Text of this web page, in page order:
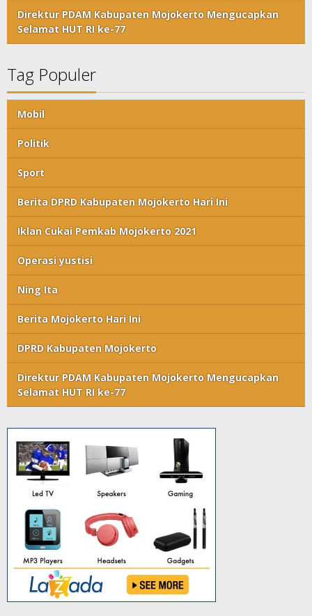
Direktur PDAM Kabupaten Mojokerto Mengucapkan
Selamat HUT RI ke-77
Tag Populer
Mobil
Politik
Sport
Berita DPRD Kabupaten Mojokerto Hari Ini
Iklan Cukai Pemkab Mojokerto 2021
Operasi yustisi
Ning Ita
Berita Mojokerto Hari Ini
DPRD Kabupaten Mojokerto
Direktur PDAM Kabupaten Mojokerto Mengucapkan
Selamat HUT RI ke-77